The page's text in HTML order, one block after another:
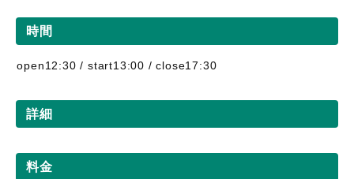
時間
open12:30 / start13:00 / close17:30
詳細
料金